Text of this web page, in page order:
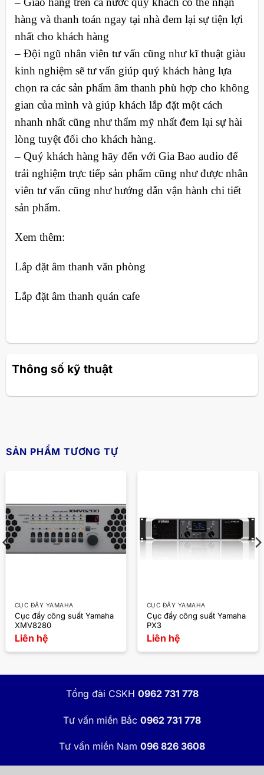
hàng và thanh toán ngay tại nhà đem lại sự tiện lợi
nhất cho khách hàng
– Đội ngũ nhân viên tư vấn cũng như kĩ thuật giàu
kinh nghiệm sẽ tư vấn giúp quý khách hàng lựa
chọn ra các sản phẩm âm thanh phù hợp cho không
gian của mình và giúp khách lắp đặt một cách
nhanh nhất cũng như thẩm mỹ nhất đem lại sự hài
lòng tuyệt đối cho khách hàng.
– Quý khách hàng hãy đến với Gia Bao audio để
trải nghiệm trực tiếp sản phẩm cũng như được nhân
viên tư vấn cũng như hướng dẫn vận hành chi tiết
sản phẩm.
Xem thêm:
Lắp đặt âm thanh văn phòng
Lắp đặt âm thanh quán cafe
Thông số kỹ thuật
SẢN PHẨM TƯƠNG TỰ
CỤC ĐẨY YAMAHA
Cục đẩy công suất Yamaha
XMV8280
Liên hệ
CỤC ĐẨY YAMAHA
Cục đẩy công suất Yamaha
PX3
Liên hệ
Tổng đài CSKH 0962 731 778
Tư vấn miền Bắc 0962 731 778
Tư vấn miền Nam 096 826 3608